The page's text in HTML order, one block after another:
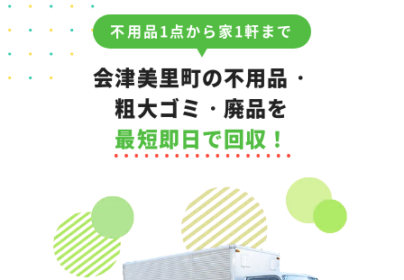
不用品1点から家1軒まで
会津美里町の不用品・
粗大ゴミ・廃品を
最短即日で回収！